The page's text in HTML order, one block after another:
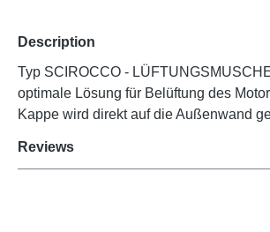
Description
Typ SCIROCCO -
optimale Lösung für Belüftung des
Kappe wird direkt auf die Außenwand
Reviews